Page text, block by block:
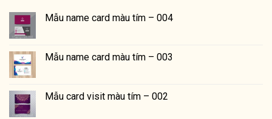
Mẫu name card màu tím – 004
Mẫu name card màu tím – 003
Mẫu card visit màu tím – 002